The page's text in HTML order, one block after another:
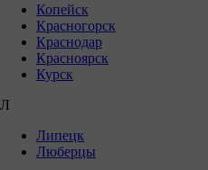
Копейск
Красногорск
Краснодар
Красноярск
Курск
Л
Липецк
Люберцы